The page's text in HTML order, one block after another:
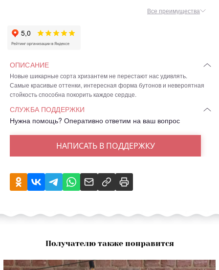
Все преимущества
ОПИСАНИЕ
Новые шикарные сорта хризантем не перестают нас удивлять.
Самые красивые оттенки, интересная форма бутонов и невероятная
стойкость способна покорить каждое сердце.
СЛУЖБА ПОДДЕРЖКИ
Нужна помощь? Оперативно ответим на ваш вопрос
НАПИСАТЬ В ПОДДЕРЖКУ
Получателю также понравится